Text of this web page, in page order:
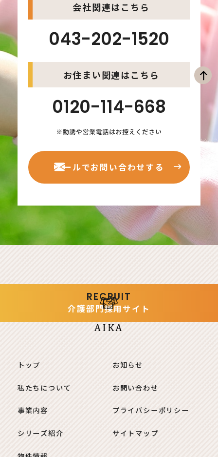
会社関連はこちら
043-202-1520
お住まい関連はこちら
0120-114-668
メールでお問い合わせする
RECRUIT
介護部門採用サイト
トップ
私たちについて
事業内容
シリーズ紹介
お知らせ
お問い合わせ
プライバシーポリシー
サイトマップ